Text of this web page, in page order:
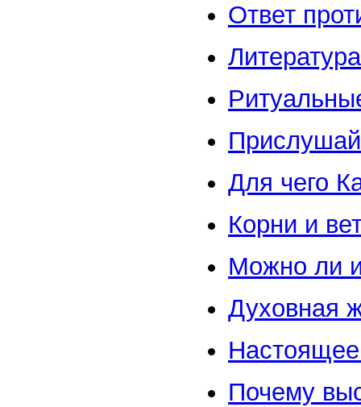
Ответ
Для чего
Корни и
Можно ли
Духовная
Почему